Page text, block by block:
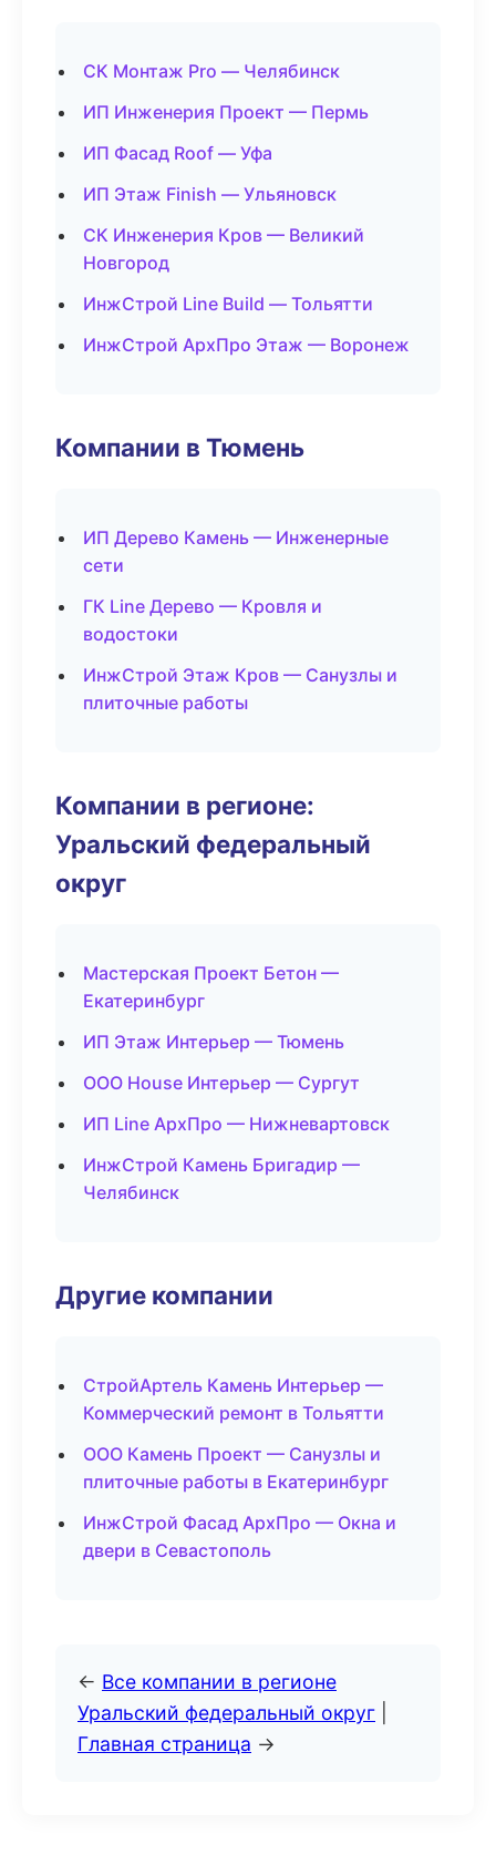
СК Монтаж Pro — Челябинск
ИП Инженерия Проект — Пермь
ИП Фасад Roof — Уфа
ИП Этаж Finish — Ульяновск
СК Инженерия Кров — Великий
Новгород
ИнжСтрой Line Build — Тольятти
ИнжСтрой АрхПро Этаж — Воронеж
Компании в Тюмень
ИП Дерево Камень — Инженерные
сети
ГК Line Дерево — Кровля и
водостоки
ИнжСтрой Этаж Кров — Санузлы и
плиточные работы
Компании в регионе:
Уральский федеральный
округ
Мастерская Проект Бетон —
Екатеринбург
ИП Этаж Интерьер — Тюмень
ООО House Интерьер — Сургут
ИП Line АрхПро — Нижневартовск
ИнжСтрой Камень Бригадир —
Челябинск
Другие компании
СтройАртель Камень Интерьер —
Коммерческий ремонт в Тольятти
ООО Камень Проект — Санузлы и
плиточные работы в Екатеринбург
ИнжСтрой Фасад АрхПро — Окна и
двери в Севастополь
← Все компании в регионе
Уральский федеральный округ
Главная страница →